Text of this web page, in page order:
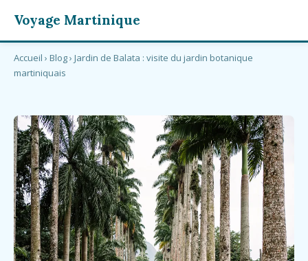
Voyage Martinique
Accueil › Blog› Jardin de Balata : visite du jardin botanique
martiniquais